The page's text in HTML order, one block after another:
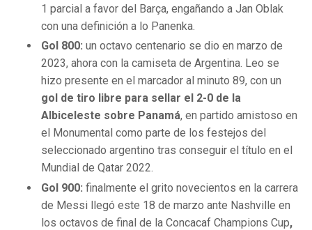
1 parcial a favor del Barça, engañando a Jan Oblak
con una definición a lo Panenka.
Gol 800: un octavo centenario se dio en marzo de
2023, ahora con la camiseta de Argentina. Leo se
hizo presente en el marcador al minuto 89, con un
gol de tiro libre para sellar el 2-0 de la
Albiceleste sobre Panamá, en partido amistoso en
el Monumental como parte de los festejos del
seleccionado argentino tras conseguir el título en el
Mundial de Qatar 2022.
Gol 900: finalmente el grito novecientos en la carrera
de Messi llegó este 18 de marzo ante Nashville en
los octavos de final de la Concacaf Champions Cup,